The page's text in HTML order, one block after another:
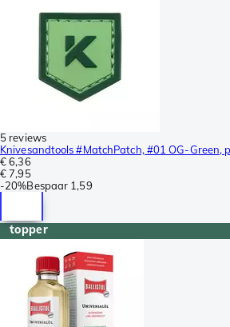
5 reviews
Knivesandtools #MatchPatch, #01 OG-Green,
€ 6,36
€ 7,95
-20%Bespaar 1,59
topper